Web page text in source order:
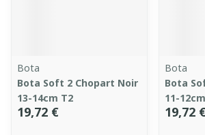
Bota
Bota Soft 2 Chopart Noir
13-14cm T2
19,72 €
Bota
Bota
11-
19,72